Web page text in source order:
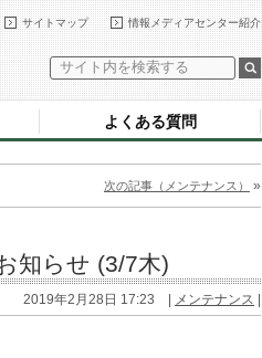
情報メディアセンター紹介
サイトマップ
よくある質問
次の記事（メンテナンス） »
知らせ (3/7木)
2019年2月28日 17:23 | メンテナンス